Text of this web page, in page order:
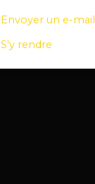
Envoyer un e-mail
S'y rendre